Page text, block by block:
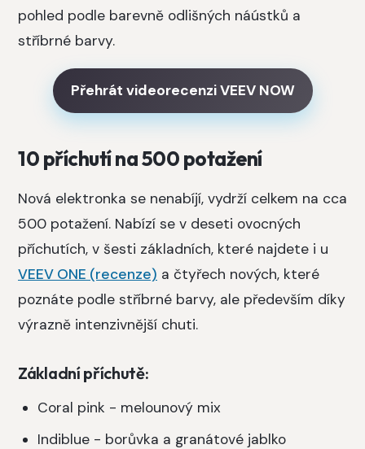
pohled podle barevně odlišných náústků a
stříbrné barvy.
Přehrát videorecenzi VEEV NOW
10 příchutí na 500 potažení
Nová elektronka se nenabíjí, vydrží celkem na cca
500 potažení. Nabízí se v deseti ovocných
příchutích, v šesti základních, které najdete i u
VEEV ONE (recenze) a čtyřech nových, které
poznáte podle stříbrné barvy, ale především díky
výrazně intenzivnější chuti.
Základní příchutě:
Coral pink - melounový mix
Indiblue - borůvka a granátové jablko